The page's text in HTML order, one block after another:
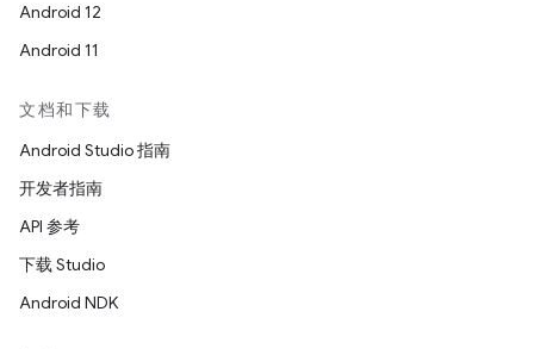
Android 12
Android 11
文档和下载
Android Studio 指南
开发者指南
API 参考
下载 Studio
Android NDK